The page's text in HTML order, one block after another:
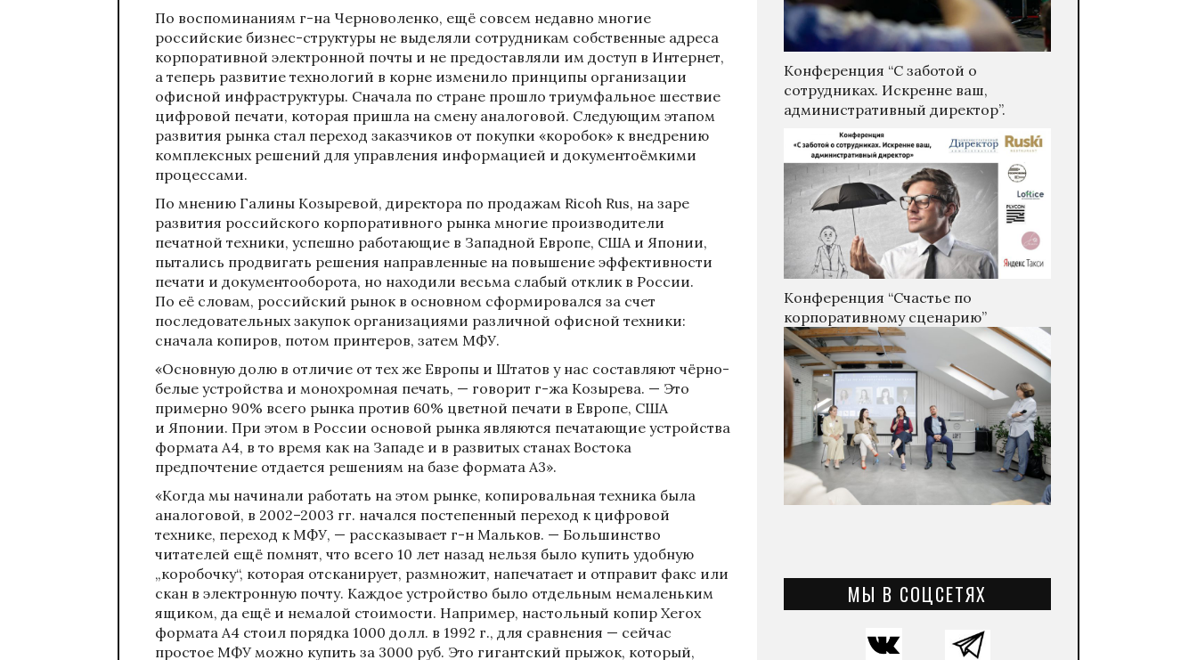
По воспоминаниям г-на Черноволенко, ещё совсем недавно многие
российские бизнес-структуры не выделяли сотрудникам собственные адреса
корпоративной электронной почты и не предоставляли им доступ в Интернет,
а теперь развитие технологий в корне изменило принципы организации
офисной инфраструктуры. Сначала по стране прошло триумфальное шествие
цифровой печати, которая пришла на смену аналоговой. Следующим этапом
развития рынка стал переход заказчиков от покупки «коробок» к внедрению
комплексных решений для управления информацией и документоёмкими
процессами.
По мнению Галины Козыревой, директора по продажам Ricoh Rus, на заре
развития российского корпоративного рынка многие производители
печатной техники, успешно работающие в Западной Европе, США и Японии,
пытались продвигать решения направленные на повышение эффективности
печати и документооборота, но находили весьма слабый отклик в России.
По её словам, российский рынок в основном сформировался за счет
последовательных закупок организациями различной офисной техники:
сначала копиров, потом принтеров, затем МФУ.
«Основную долю в отличие от тех же Европы и Штатов у нас составляют чёрно-
белые устройства и монохромная печать, — говорит г-жа Козырева. — Это
примерно 90% всего рынка против 60% цветной печати в Европе, США
и Японии. При этом в России основой рынка являются печатающие устройства
формата А4, в то время как на Западе и в развитых станах Востока
предпочтение отдается решениям на базе формата А3».
«Когда мы начинали работать на этом рынке, копировальная техника была
аналоговой, в 2002–2003 гг. начался постепенный переход к цифровой
технике, переход к МФУ, — рассказывает г-н Мальков. — Большинство
читателей ещё помнят, что всего 10 лет назад нельзя было купить удобную
„коробочку“, которая отсканирует, размножит, напечатает и отправит факс или
скан в электронную почту. Каждое устройство было отдельным немаленьким
ящиком, да ещё и немалой стоимости. Например, настольный копир Xerox
формата А4 стоил порядка 1000 долл. в 1992 г., для сравнения — сейчас
простое МФУ можно купить за 3000 руб. Это гигантский прыжок, который,
Конференция “С заботой о
сотрудниках. Искренне ваш,
административный директор”.
Конференция “Счастье по
корпоративному сценарию”
МЫ В СОЦСЕТЯХ